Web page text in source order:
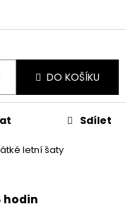
DO KOŠÍKU
letní šaty
Sdílet
hodin